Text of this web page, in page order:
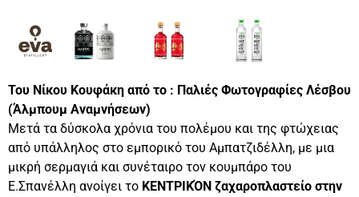
Του Νίκου Κουφάκη από το : Παλιές Φωτογραφίες Λέσβου
(Άλμπουμ Αναμνήσεων)
Μετά τα δύσκολα χρόνια του πολέμου και της φτώχειας
από υπάλληλος στο εμπορικό του Αμπατζιδέλλη, με μια
μικρή σερμαγιά και συνέταιρο τον κουμπάρο του
Ε.Σπανέλλη ανοίγει το ΚΕΝΤΡΙΚΌΝ ζαχαροπλαστείο στην